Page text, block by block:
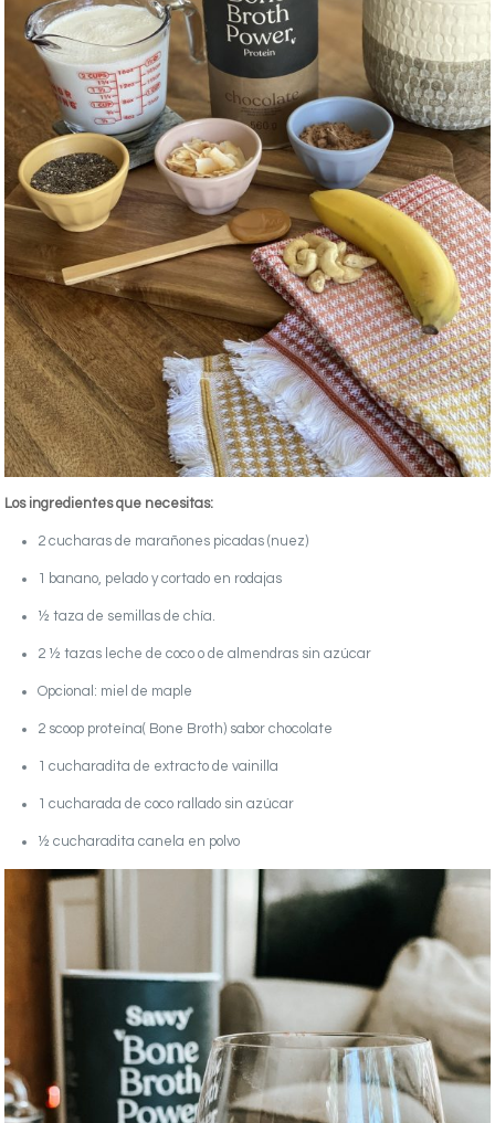
Los ingredientes que necesitas:
2 cucharas de marañones picadas (nuez)
1 banano, pelado y cortado en rodajas
½ taza de semillas de chía.
2 ½ tazas leche de coco o de almendras sin azúcar
Opcional: miel de maple
2 scoop proteína( Bone Broth) sabor chocolate
1 cucharadita de extracto de vainilla
1 cucharada de coco rallado sin azúcar
½ cucharadita canela en polvo